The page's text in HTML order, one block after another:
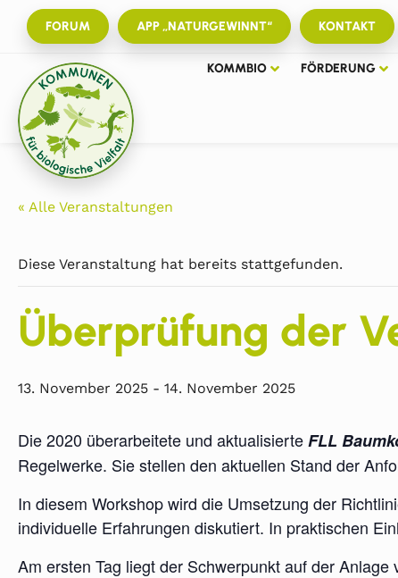
FORUM APP „NATURGEWINNT“ KONTAKT
KOMMBIO FÖRDERUNG
« Alle Veranstaltungen
Diese Veranstaltung hat bereits stattgefunden.
Überprüfung der
13. November 2025 - 14. November 2025
Die 2020 überarbeitete und aktualisierteFLL
Regelwerke. Sie stellen den aktuellen Stand der
In diesem Workshop wird die Umsetzung der
individuelle Erfahrungen diskutiert. In praktischen
Am ersten Tag liegt der Schwerpunkt auf der